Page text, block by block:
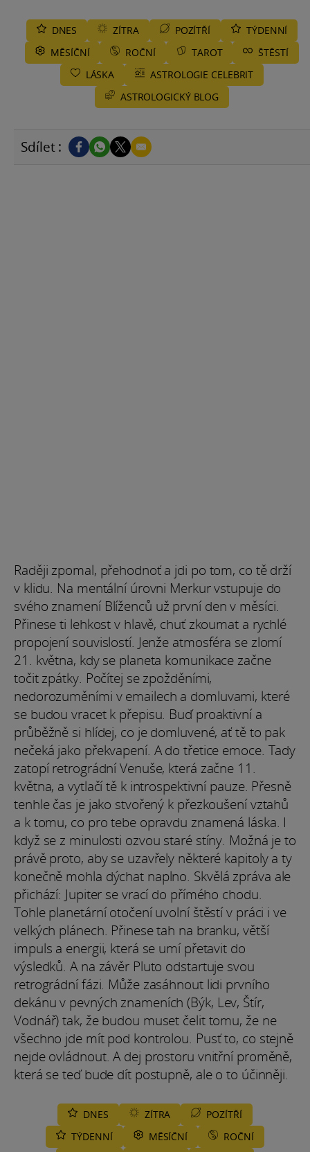
DNES ZÍTRA POZÍTŘÍ
TÝDENNÍ
MĚSÍČNÍ
ROČNÍ TAROT
ŠTĚSTÍ
LÁSKA
ASTROLOGIE CELEBRIT
ASTROLOGICKÝ BLOG
Sdílet :
Raději zpomal, přehodnoť a jdi po tom, co tě drží
v klidu. Na mentální úrovni Merkur vstupuje do
svého znamení Blíženců už první den v měsíci.
Přinese ti lehkost v hlavě, chuť zkoumat a rychlé
propojení souvislostí. Jenže atmosféra se zlomí
21. května, kdy se planeta komunikace začne
točit zpátky. Počítej se zpožděními,
nedorozuměními v emailech a domluvami, které
se budou vracet k přepisu. Buď proaktivní a
průběžně si hlídej, co je domluvené, ať tě to pak
nečeká jako překvapení. A do třetice emoce. Tady
zatopí retrográdní Venuše, která začne 11.
května, a vytlačí tě k introspektivní pauze. Přesně
tenhle čas je jako stvořený k přezkoušení vztahů
a k tomu, co pro tebe opravdu znamená láska. I
když se z minulosti ozvou staré stíny. Možná je to
právě proto, aby se uzavřely některé kapitoly a ty
konečně mohla dýchat naplno. Skvělá zpráva ale
přichází: Jupiter se vrací do přímého chodu.
Tohle planetární otočení uvolní štěstí v práci i ve
velkých plánech. Přinese tah na branku, větší
impuls a energii, která se umí přetavit do
výsledků. A na závěr Pluto odstartuje svou
retrográdní fázi. Může zasáhnout lidi prvního
dekánu v pevných znameních (Býk, Lev, Štír,
Vodnář) tak, že budou muset čelit tomu, že ne
všechno jde mít pod kontrolou. Pusť to, co stejně
nejde ovládnout. A dej prostoru vnitřní proměně,
která se teď bude dít postupně, ale o to účinněji.
DNES ZÍTRA
POZÍTŘÍ
TÝDENNÍ
MĚSÍČNÍ ROČNÍ